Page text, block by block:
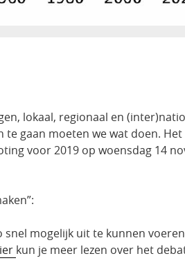
lokaal, regionaal en
gaan moeten we wat doen.
voor 2019 op woensdag 14
mogelijk uit te kunnen
kun je meer lezen over het